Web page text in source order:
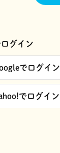
グイン
でログイン
でログイン